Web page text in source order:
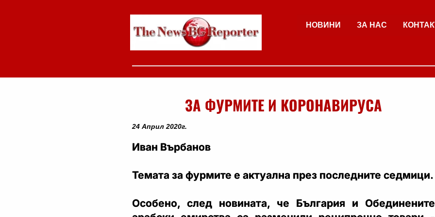
НОВИНИ ЗА НАС
ЗА ФУРМИТЕ И КОРОНАВИРУСА
24 Април 2020г.
Иван Върбанов
Темата за фурмите е актуална през последните седмици.
Особено, след новината, че България и Обединените